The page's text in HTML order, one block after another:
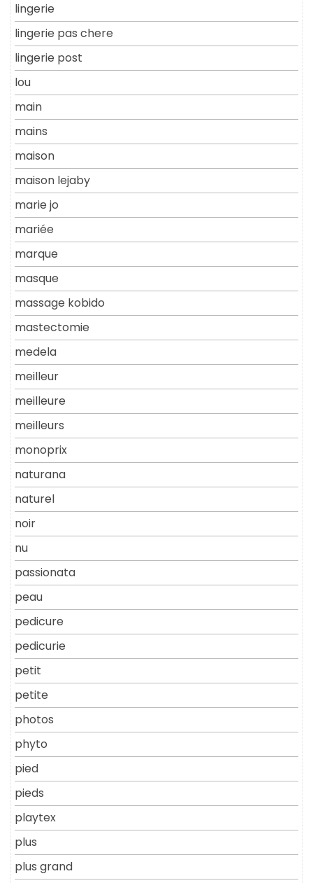
lingerie
lingerie pas chere
lingerie post
lou
main
mains
maison
maison lejaby
marie jo
mariée
marque
masque
massage kobido
mastectomie
medela
meilleur
meilleure
meilleurs
monoprix
naturana
naturel
noir
nu
passionata
peau
pedicure
pedicurie
petit
petite
photos
phyto
pied
pieds
playtex
plus
plus grand